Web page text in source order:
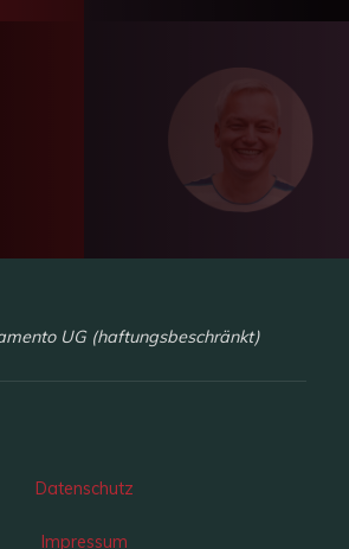
UG (haftungsbeschränkt)
Datenschutz
Impressum